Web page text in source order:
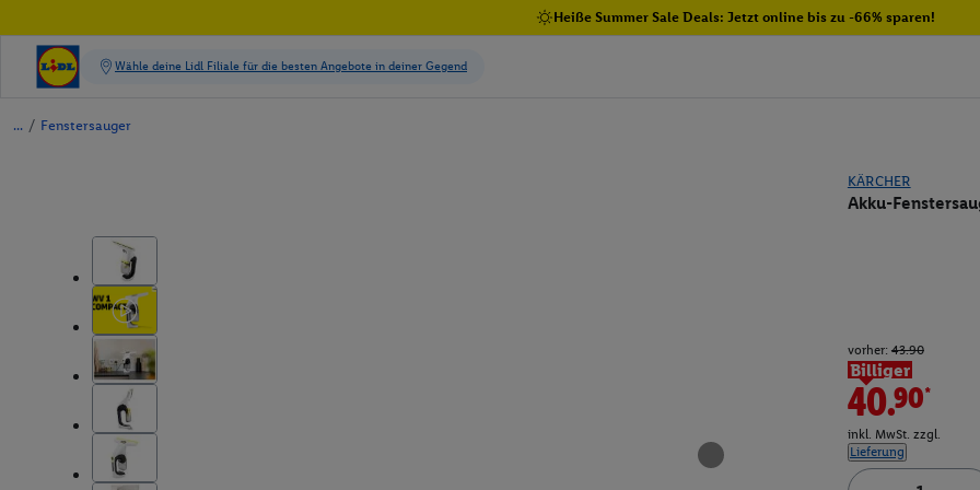
Heiße Summer Sale Deals: Jetzt online bis zu -66% sparen!
/ Fenstersauger
KÄRCHER
Akku-
vorher: 43.90
Billiger
40.90*
inkl. MwSt. zzgl.
Lieferung